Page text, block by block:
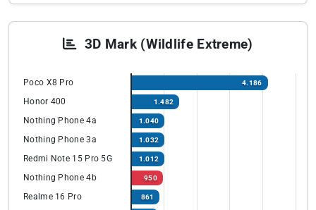
3D Mark (Wildlife Extreme)
Poco X8 Pro 4.186
Honor 400 1.482
Nothing Phone 4a 1.040
Nothing Phone 3a 1.032
Redmi Note 15 Pro 5G 1.012
Nothing Phone 4b 950
Realme 16 Pro 861